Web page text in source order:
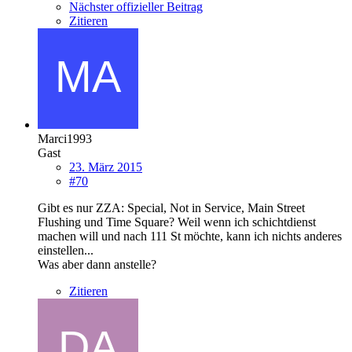
Nächster offizieller Beitrag
Zitieren
Marci1993
Gast
23. März 2015
#70
Gibt es nur ZZA: Special, Not in Service, Main Street
Flushing und Time Square? Weil wenn ich schichtdienst
machen will und nach 111 St möchte, kann ich nichts anderes
einstellen...
Was aber dann anstelle?
Zitieren